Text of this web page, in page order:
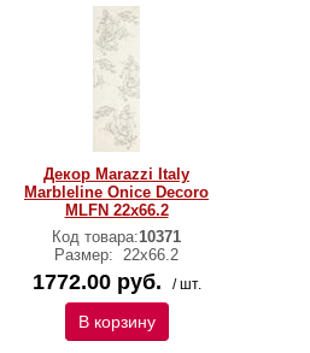
Декор Marazzi Italy
Marbleline Onice Decoro
MLFN 22х66.2
Код товара:10371
Размер: 22х66.2
1772.00 руб. / шт.
В корзину